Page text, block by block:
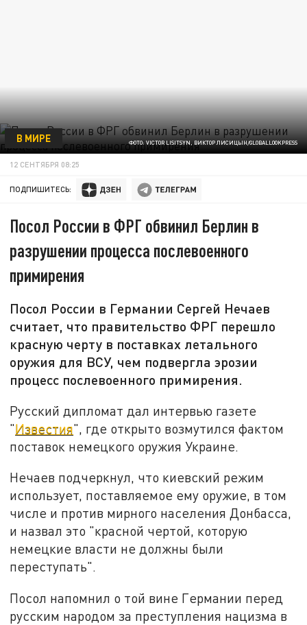
ФОТО: VICTOR LISITSYN, ВИКТОР ЛИСИЦЫН/GLOBALLOOKPRESS
В МИРЕ
12 СЕНТЯБРЯ 08:25
ПОДПИШИТЕСЬ:
Посол России в ФРГ обвинил Берлин в
разрушении процесса послевоенного
примирения
Посол России в Германии Сергей Нечаев
считает, что правительство ФРГ перешло
красную черту в поставках летального
оружия для ВСУ, чем подвергла эрозии
процесс послевоенного примирения.
Русский дипломат дал интервью газете
"Известия", где открыто возмутился фактом
поставок немецкого оружия Украине.
Нечаев подчеркнул, что киевский режим
использует, поставляемое ему оружие, в том
числе и против мирного населения Донбасса,
и назвал это "красной чертой, которую
немецкие власти не должны были
переступать".
Посол напомнил о той вине Германии перед
русским народом за преступления нацизма в